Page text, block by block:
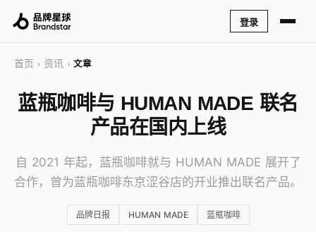
登录
首页 › 资讯 › 文章
蓝瓶咖啡与 HUMAN MADE 联名
产品在国内上线
自 2021 年起，蓝瓶咖啡就与 HUMAN MADE 展开了
合作，曾为蓝瓶咖啡东京涩谷店的开业推出联名产品。
品牌日报 HUMAN MADE 蓝瓶咖啡